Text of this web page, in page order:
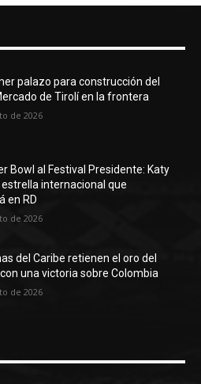
palazo para construcción del
de Tirolí en la frontera
de 2026
Bowl al Festival Presidente: Katy
estrella internacional que
en RD
de 2026
del Caribe retienen el oro del
una victoria sobre Colombia
de 2026